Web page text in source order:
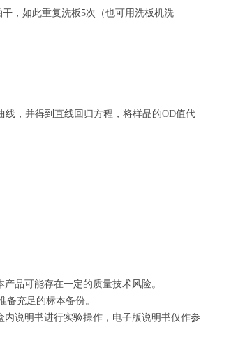
，如此重复洗板5次（也可用洗板机洗
线 ，并得到 直线回归方程 ， 将样品的OD值代
品可能存在一定的质量技术风险。
充足的标本备份。
说明书进行实验操作，电子版说明书仅作参